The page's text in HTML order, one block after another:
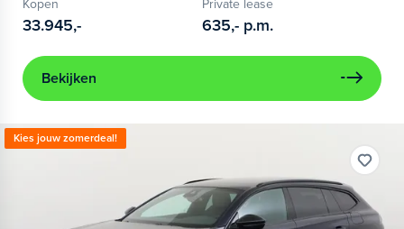
Kopen
33.945,-
Private lease
635,- p.m.
Bekijken
Kies jouw zomerdeal!